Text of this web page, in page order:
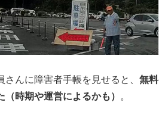
んに障害者手帳を見せると、 無料
時期や運営によるかも）
。